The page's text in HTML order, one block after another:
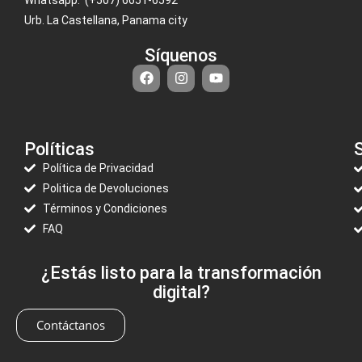
Urb. La Castellana, Panama city
Síquenos
Políticas
Política de Privacidad
Politica de Devoluciones
Términos y Condiciones
FAQ
¿Estás listo para la transformación
digital?
Contáctanos